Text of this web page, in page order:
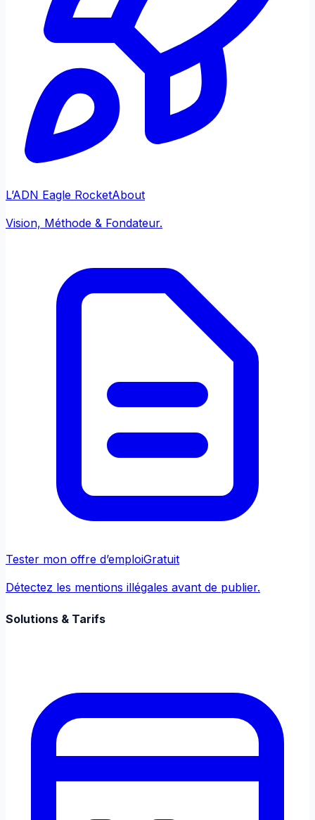
L’ADN Eagle RocketAbout
Vision, Méthode & Fondateur.
Tester mon offre d’emploiGratuit
Détectez les mentions illégales avant de publier.
Solutions & Tarifs